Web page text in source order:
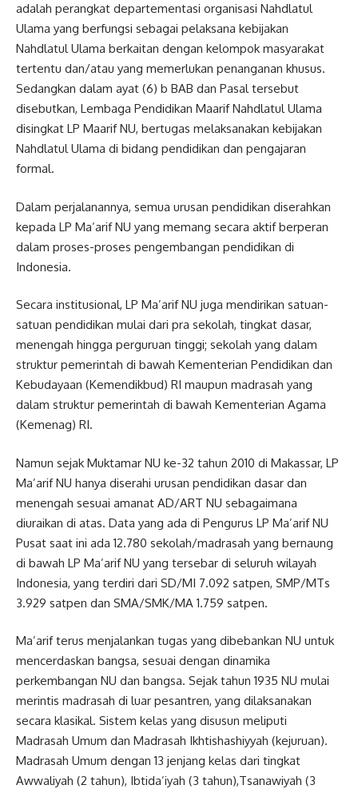
adalah perangkat departementasi organisasi Nahdlatul
Ulama yang berfungsi sebagai pelaksana kebijakan
Nahdlatul Ulama berkaitan dengan kelompok masyarakat
tertentu dan/atau yang memerlukan penanganan khusus.
Sedangkan dalam ayat (6) b BAB dan Pasal tersebut
disebutkan, Lembaga Pendidikan Maarif Nahdlatul Ulama
disingkat LP Maarif NU, bertugas melaksanakan kebijakan
Nahdlatul Ulama di bidang pendidikan dan pengajaran
formal.
Dalam perjalanannya, semua urusan pendidikan diserahkan
kepada LP Ma’arif NU yang memang secara aktif berperan
dalam proses-proses pengembangan pendidikan di
Indonesia.
Secara institusional, LP Ma’arif NU juga mendirikan satuan-
satuan pendidikan mulai dari pra sekolah, tingkat dasar,
menengah hingga perguruan tinggi; sekolah yang dalam
struktur pemerintah di bawah Kementerian Pendidikan dan
Kebudayaan (Kemendikbud) RI maupun madrasah yang
dalam struktur pemerintah di bawah Kementerian Agama
(Kemenag) RI.
Namun sejak Muktamar NU ke-32 tahun 2010 di Makassar, LP
Ma’arif NU hanya diserahi urusan pendidikan dasar dan
menengah sesuai amanat AD/ART NU sebagaimana
diuraikan di atas. Data yang ada di Pengurus LP Ma’arif NU
Pusat saat ini ada 12.780 sekolah/madrasah yang bernaung
di bawah LP Ma’arif NU yang tersebar di seluruh wilayah
Indonesia, yang terdiri dari SD/MI 7.092 satpen, SMP/MTs
3.929 satpen dan SMA/SMK/MA 1.759 satpen.
Ma’arif terus menjalankan tugas yang dibebankan NU untuk
mencerdaskan bangsa, sesuai dengan dinamika
perkembangan NU dan bangsa. Sejak tahun 1935 NU mulai
merintis madrasah di luar pesantren, yang dilaksanakan
secara klasikal. Sistem kelas yang disusun meliputi
Madrasah Umum dan Madrasah Ikhtishashiyyah (kejuruan).
Madrasah Umum dengan 13 jenjang kelas dari tingkat
Awwaliyah (2 tahun), Ibtida’iyah (3 tahun),Tsanawiyah (3